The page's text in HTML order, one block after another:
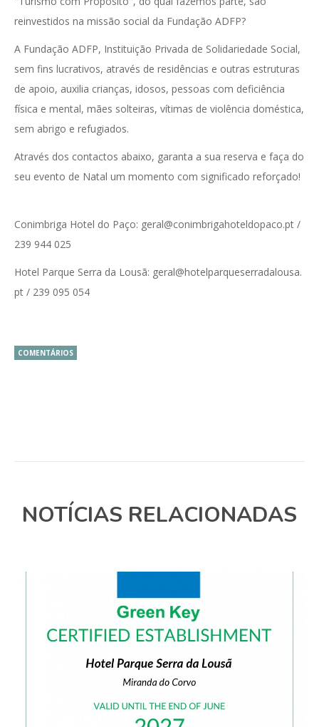
reinvestidos na missão social da Fundação ADFP?
A Fundação ADFP, Instituição Privada de Solidariedade Social,
sem fins lucrativos, através de residências e outras estruturas
de apoio, auxilia crianças, idosos, pessoas com deficiência
física e mental, mães solteiras, vítimas de violência doméstica,
sem abrigo e refugiados.
Através dos contactos abaixo, garanta a sua reserva e faça do
seu evento de Natal um momento com significado reforçado!
Conimbriga Hotel do Paço: geral@conimbrigahoteldopaco.pt /
239 944 025
Hotel Parque Serra da Lousã: geral@hotelparqueserradalousa.
pt / 239 095 054
COMENTÁRIOS
NOTÍCIAS RELACIONADAS